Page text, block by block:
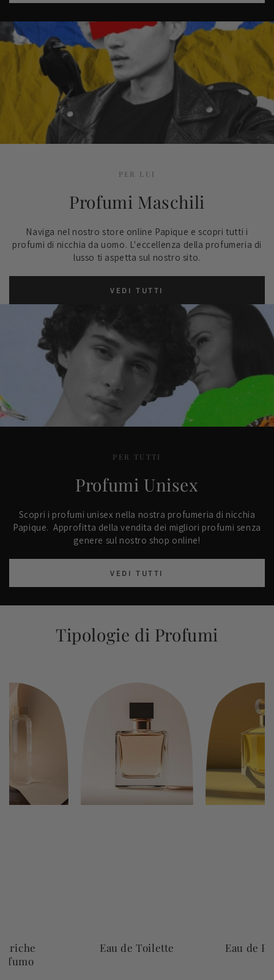
PER LUI
Profumi Maschili
Naviga nel nostro store online Papique e scopri tutti i
profumi di nicchia da uomo. L'eccellenza della profumeria di
lusso ti aspetta sul nostro sito.
VEDI TUTTI
PER TUTTI
Profumi Unisex
Scopri i profumi unisex nella nostra profumeria di nicchia
Papique. Approfitta della vendita dei migliori profumi senza
genere sul nostro shop online!
VEDI TUTTI
Tipologie di Profumi
Eau de Toilette Eau de